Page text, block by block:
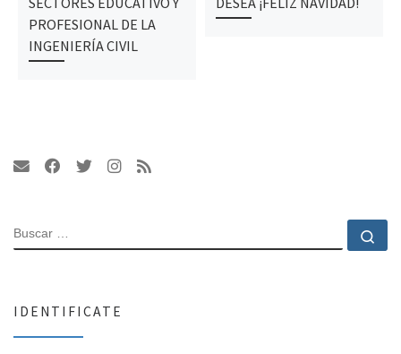
PROFESIONAL DE LA
INGENIERÍA CIVIL
BUSCAR
IDENTIFICATE